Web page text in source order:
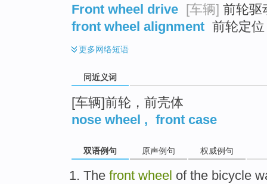
Front wheel drive [车辆] 前轮驱
front wheel alignment 前轮定
更多网络短语
同近义词
[车辆]前轮，前壳体
nose wheel , front case
双语例句 原声例句 权威例句
The front wheel ofthe bicycle